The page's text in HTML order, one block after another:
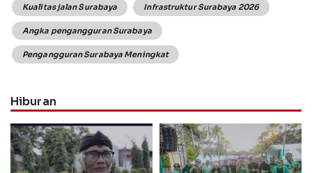
Kualitas jalan Surabaya Infrastruktur Surabaya 2026
Angka pengangguran Surabaya
Pengangguran Surabaya Meningkat
Hiburan